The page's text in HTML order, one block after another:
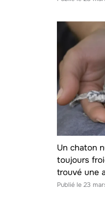
Un chaton
toujours
trouvé une
23